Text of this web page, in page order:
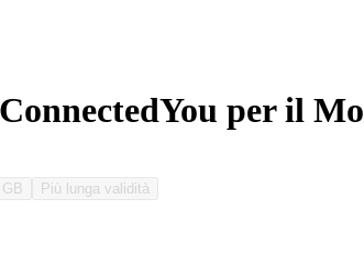
per il
Più lunga validità